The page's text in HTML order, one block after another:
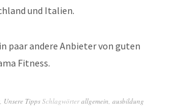
und Italien.
paar andere Anbieter von guten
Fitness.
Unsere Tipps Schlagwörterallgemein ausbildung